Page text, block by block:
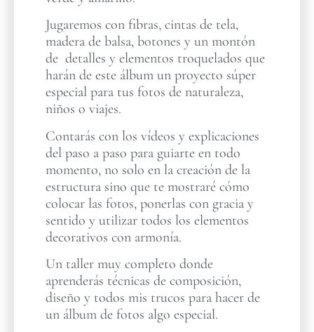
Jugaremos con fibras, cintas de tela,
madera de balsa, botones y un montón
de detalles y elementos troquelados que
harán de este álbum un proyecto súper
especial para tus fotos de naturaleza,
niños o viajes.
Contarás con los vídeos y explicaciones
del paso a paso para guiarte en todo
momento, no solo en la creación de la
estructura sino que te mostraré cómo
colocar las fotos, ponerlas con gracia y
sentido y utilizar todos los elementos
decorativos con armonía.
Un taller muy completo donde
aprenderás técnicas de composición,
diseño y todos mis trucos para hacer de
un álbum de fotos algo especial.